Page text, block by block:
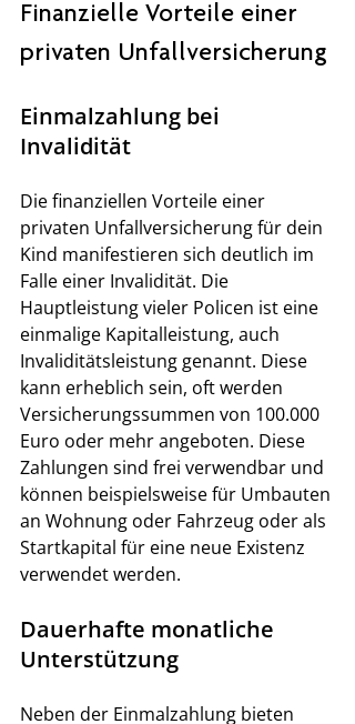
Finanzielle Vorteile einer
privaten Unfallversicherung
Einmalzahlung bei
Invalidität
Die finanziellen Vorteile einer
privaten Unfallversicherung für dein
Kind manifestieren sich deutlich im
Falle einer Invalidität. Die
Hauptleistung vieler Policen ist eine
einmalige Kapitalleistung, auch
Invaliditätsleistung genannt. Diese
kann erheblich sein, oft werden
Versicherungssummen von 100.000
Euro oder mehr angeboten. Diese
Zahlungen sind frei verwendbar und
können beispielsweise für Umbauten
an Wohnung oder Fahrzeug oder als
Startkapital für eine neue Existenz
verwendet werden.
Dauerhafte monatliche
Unterstützung
Neben der Einmalzahlung bieten